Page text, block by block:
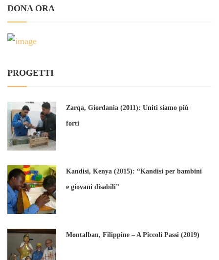
DONA ORA
PROGETTI
Zarqa, Giordania (2011): Uniti siamo più
forti
Kandisi, Kenya (2015): “Kandisi per bambini
e giovani disabili”
Montalban, Filippine – A Piccoli Passi (2019)